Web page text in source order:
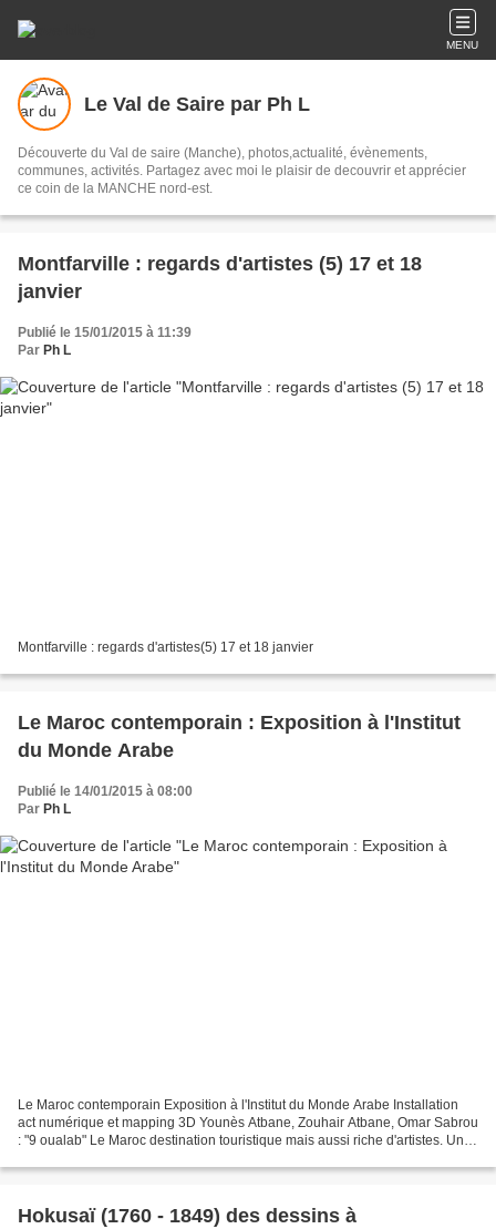
MENU
Le Val de Saire par Ph L
Découverte du Val de saire (Manche), photos,actualité, évènements,
communes, activités. Partagez avec moi le plaisir de decouvrir et apprécier
ce coin de la MANCHE nord-est.
Montfarville : regards d'artistes (5) 17 et 18
janvier
Publié le 15/01/2015 à 11:39
Par Ph L
Montfarville : regards d'artistes(5) 17 et 18 janvier
Le Maroc contemporain : Exposition à l'Institut
du Monde Arabe
Publié le 14/01/2015 à 08:00
Par Ph L
Le Maroc contemporain Exposition à l'Institut du Monde Arabe Installation
act numérique et mapping 3D Younès Atbane, Zouhair Atbane, Omar Sabrou
: "9 oualab" Le Maroc destination touristique mais aussi riche d'artistes. Une
Hokusaï (1760 - 1849) des dessins à